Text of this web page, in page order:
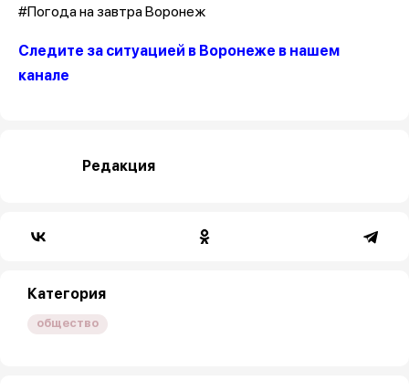
#Погода на завтра Воронеж
Следите за ситуацией в Воронеже в нашем
канале
Редакция
Категория
общество